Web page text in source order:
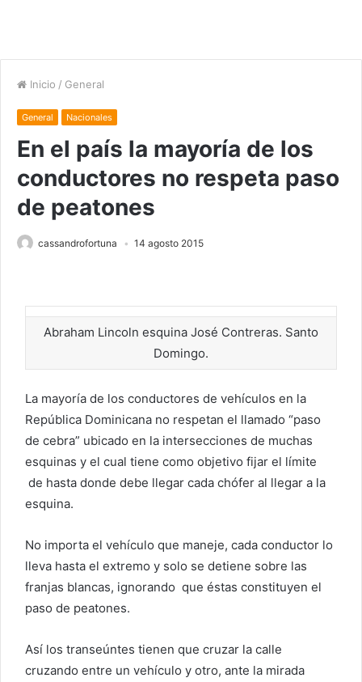
Inicio / General
General Nacionales
En el país la mayoría de los
conductores no respeta paso
de peatones
cassandrofortuna 14 agosto 2015
Abraham Lincoln esquina José Contreras. Santo
Domingo.
La mayoría de los conductores de vehículos en la
República Dominicana no respetan el llamado “paso
de cebra” ubicado en la intersecciones de muchas
esquinas y el cual tiene como objetivo fijar el límite
de hasta donde debe llegar cada chófer al llegar a la
esquina.
No importa el vehículo que maneje, cada conductor lo
lleva hasta el extremo y solo se detiene sobre las
franjas blancas, ignorando que éstas constituyen el
paso de peatones.
Así los transeúntes tienen que cruzar la calle
cruzando entre un vehículo y otro, ante la mirada